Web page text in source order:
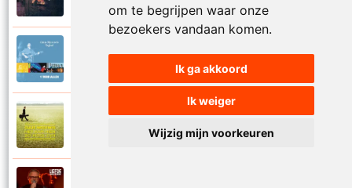
om te begrijpen waar onze
bezoekers vandaan komen.
Ik ga akkoord
Ik weiger
Wijzig mijn voorkeuren
Guus Meeuwis en Vagant
Guus Meeuwis